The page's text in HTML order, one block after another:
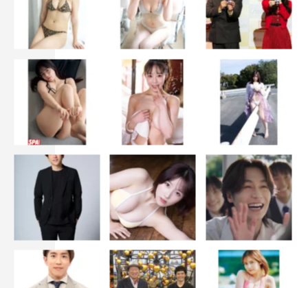
ったばったと斬り伏せていく。
今度の舞台は日本のへそ・岐阜。「美濃を制すれば天下を
制す！」と織田信長が天下を目指したその岐阜で、今、
1000年の歴史を誇る伝統文化が悲鳴を上げていた。関市
の刀匠が後継者不足に悩んでいたり、長良川の鵜匠の家で
は息子の婚約者が鵜飼いが動物虐待だと騒ぎだしたり…。
ハルコのまわりに大小問わず、悩みを抱えた人間が集まっ
てくる。
「日本のへそが、今、私に助けを求めてるのよ！」
一方、いづみはいづみで39歳がけっぷちの中、オンライン
ゲームで知り合ったイケメンアバター“兼光”に恋をする。
まだ見ぬ愛しの“兼光”さまとまさかの刀匠宅でご対面する
も、“兼光”さまはアメリカ人のイケメン青年だった。
「まさか私のらんでぶーがこんな展開になるとは！」
ハルコは岐阜を救えるのか。また、いづみのピュアな恋の